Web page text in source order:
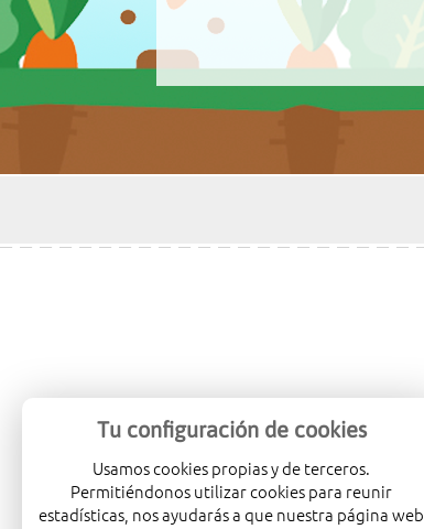
Mercalicante Empreses
Tu configuración de cookies
Usamos cookies propias y de terceros.
Permitiéndonos utilizar cookies para reunir
estadísticas, nos ayudarás a que nuestra página web